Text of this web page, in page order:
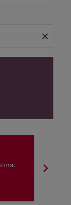
close
chevron_right